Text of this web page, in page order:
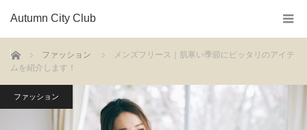
Autumn City Club
ホーム ファッション
メンズフリース｜肌寒い季節にピッタリのアイテ
ムを紹介します！
ファッション